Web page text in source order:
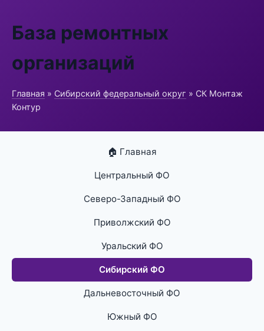
База ремонтных
организаций
Главная » Сибирский федеральный округ » СК Монтаж
Контур
🏠 Главная
Центральный ФО
Северо-Западный ФО
Приволжский ФО
Уральский ФО
Сибирский ФО
Дальневосточный ФО
Южный ФО